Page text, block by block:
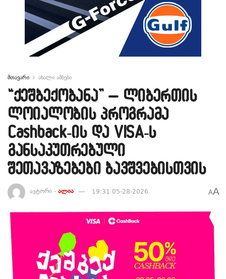
მთავარი ახალი ამბები
“ქეშბექობანა” – ლიბერთის
ლოიალობის პროგრამა
Cashback-ის და VISA-ს
განსაკუთრებული
შეთავაზებები ბავშვებისთვის
ავტორი - ალია 19:31 05-28-2026 AA